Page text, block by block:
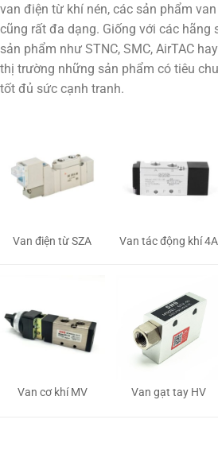
van điện từ khí nén, các sản phẩm
cũng rất đa dạng. Giống với các hãng
sản phẩm như STNC, SMC, AirTAC
thị trường những sản phẩm có tiêu
tốt đủ sức cạnh tranh.
Van điện từ SZA Van tác động khí 4A
Van cơ khí MV Van gạt tay HV